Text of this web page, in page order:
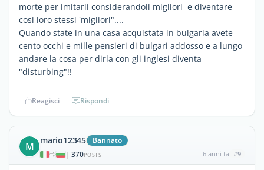
morte per imitarli considerandoli migliori e diventare
cosi loro stessi 'migliori"....
Quando state in una casa acquistata in bulgaria avete
cento occhi e mille pensieri di bulgari addosso e a lungo
andare la cosa per dirla con gli inglesi diventa
"disturbing"!!
Reagisci Rispondi
M mario12345 Bannato
| 370POSTS 6 anni fa #9